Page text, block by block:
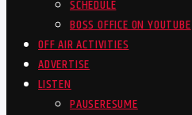
SCHEDULE
BOSS OFFICE ON YOUTUBE
OFF AIR ACTIVITIES
ADVERTISE
LISTEN
PAUSERESUME